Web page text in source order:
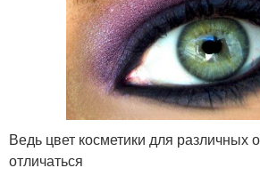
Ведь цвет косметики для различных
отличаться